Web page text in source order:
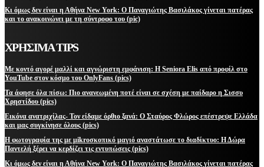
Κι όμως δεν είναι η Αθήνα New York: Ο Παναγιώτης Βασιλάκος γίνεται πατέρας
και το ανακοινώνει με τη σύντροφο του (pic)
ΧΡΗΣΙΜΑ TIPS
Με κοντό αγορέ μαλλί και αγνώριστη εμφάνιση: Η Seniora Elis από προφίλ στο
YouTube στον κόσμο του OnlyFans (pics)
Τα άφησε όλα πίσω: Πιο ανανεωμένη ποτέ είναι σε σχέση με παίδαρο η Σισσυ
Χρηστίδου (pics)
Εικόνα ανατριχίλας- Τον είδαμε όρθιο ξανά: Ο Σταύρος Φλώρος επέστρεψε Ελλάδα
και μας συγκίνησε όλους (pics)
Η φωτογραφία της με μikroσκοπικό μαγιό αναστάτωσε το διαδίκτυο: Η Δώρα
Παντελή ξέρει να κερδίζει τις εντυπώσεις (pics)
Κι όμως δεν είναι η Αθήνα New York: Ο Παναγιώτης Βασιλάκος γίνεται πατέρας